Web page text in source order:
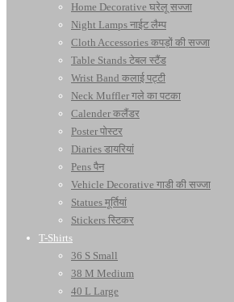
Home Decorative घरेलू सज्जा
Night Lamps नाईट लैम्प
Cloth Accessories कपड़ों की सज्जा
Table Stands टेबल स्टैंड
Wrist Band कलाई पट्टी
Neck Muffler गले का पटका
Calender कलैंडर
Poster पोस्टर
Diaries डायरियां
Pens पैन
Vehicle Decorative गाडी की सज्जा
Statues मूर्तियां
Stickers स्टिकर
T-Shirts
36 S Small
38 M Medium
40 L Large